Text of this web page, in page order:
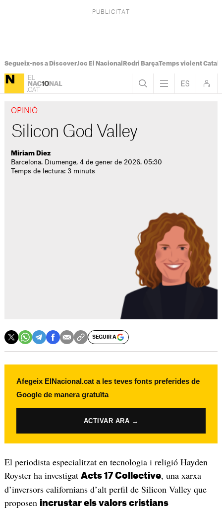
Segueix-nos a DiscoverJoc El Nacional Rodri BarçaTemps violent
OPINIÓ
Silicon God Valley
Miriam Diez
Barcelona. Diumenge, 4 de gener de 2026. 05:30
Temps de lectura: 3 minuts
SEGUIR A
Afegeix ElNacional.cat a les teves fonts preferides de
Google de manera gratuïta
ACTIVAR ARA →
El periodista especialitzat en tecnologia i religió Hayden
Royster ha investigat Acts 17 Collective, una xarxa
d’inversors californians d’alt perfil de Silicon Valley que
proposen incrustar els valors cristians